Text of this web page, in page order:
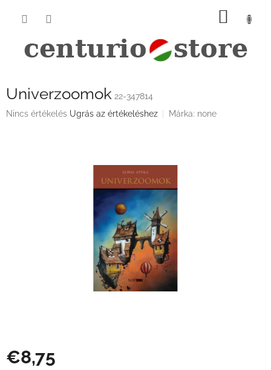
KOSÁR
Univerzoomok 22-347814
A
Nincs értékelés Ugrás az értékeléshez Márka: none
€8,75